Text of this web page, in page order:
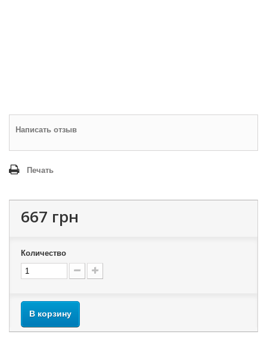
Написать отзыв
Печать
667 грн
Количество
В корзину